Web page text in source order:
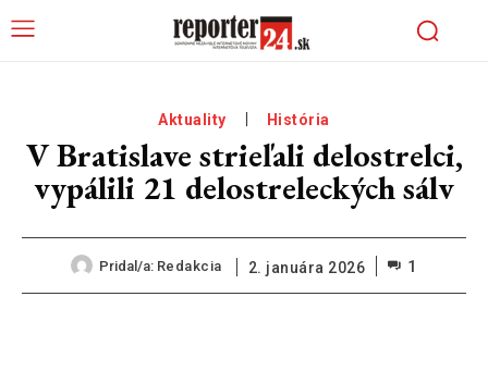
Aktuality História
V Bratislave strieľali delostrelci,
vypálili 21 delostreleckých sálv
Pridal/a: Redakcia 2. januára 2026 1